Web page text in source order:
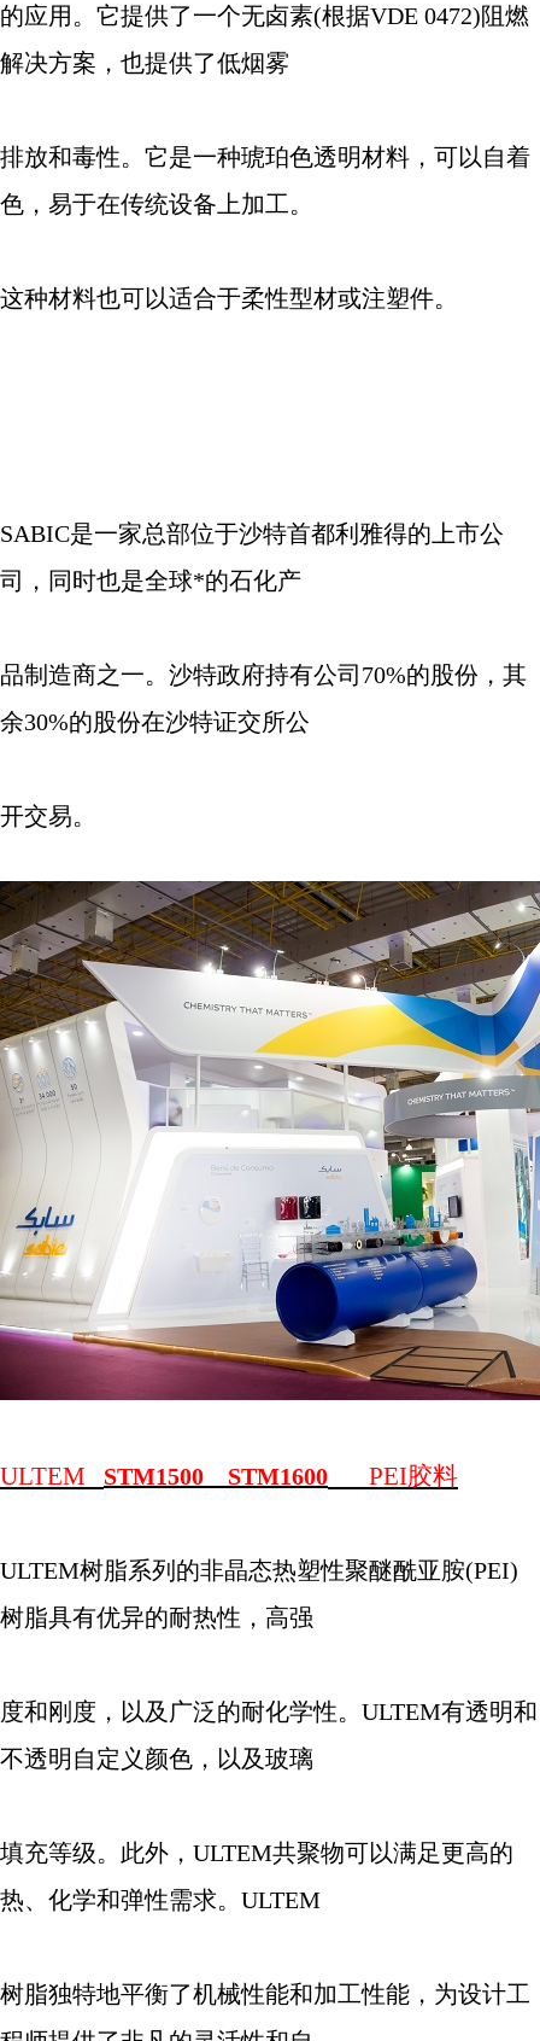
的应用。它提供了一个无卤素(根据VDE 0472)阻燃
解决方案，也提供了低烟雾
排放和毒性。它是一种琥珀色透明材料，可以自着
色，易于在传统设备上加工。
这种材料也可以适合于柔性型材或注塑件。
SABIC是一家总部位于沙特首都利雅得的上市公
司，同时也是全球*的石化产
品制造商之一。沙特政府持有公司 70%的股份，其
余30%的股份在沙特证交所公
开交易。
ULTEM STM1500 STM1600 PEI胶料
ULTEM树脂系列的非晶态热塑性聚醚酰亚胺(PEI)
树脂具有优异的耐热性，高强
度和刚度，以及广泛的耐化学性。 ULTEM有透明和
不透明自定义颜色，以及玻璃
填充等级。此外， ULTEM共聚物可以满足更高的
热、化学和弹性需求。 ULTEM
树脂独特地平衡了机械性能和加工性能，为设计工